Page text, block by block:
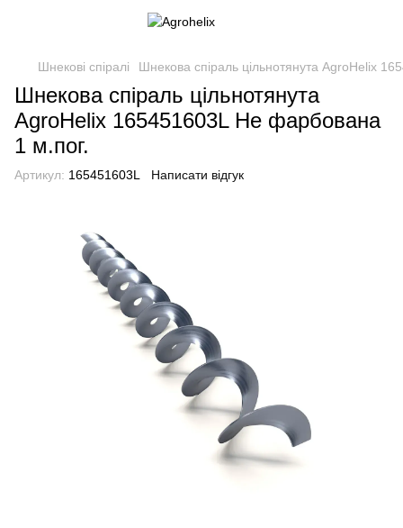
Шнекові спіралі Шнекова спіраль цільнотянута AgroHelix
Шнекова спіраль цільнотянута
AgroHelix 165451603L Не фарбована
1 м.пог.
Артикул: 165451603L Написати відгук